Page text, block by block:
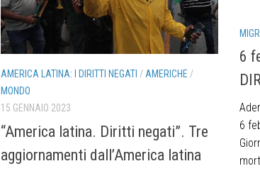
AMERICA LATINA: I DIRITTI NEGATI /AMERICHE /
MONDO
15 GENNAIO 2023
“America latina. Diritti negati”. Tre
aggiornamenti dall’America latina
6
6